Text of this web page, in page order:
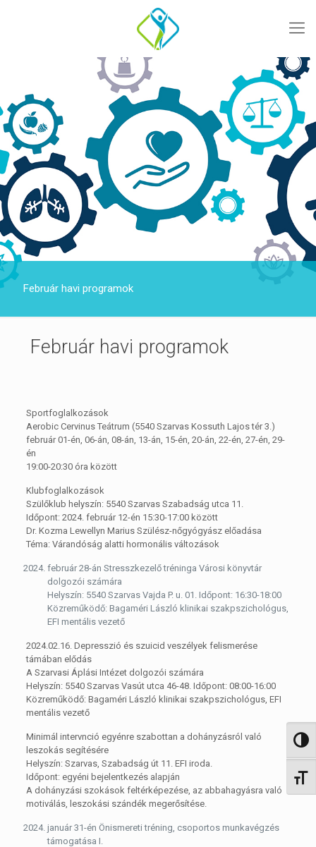
Február havi programok
Február havi programok
Sportfoglalkozások
Aerobic Cervinus Teátrum (5540 Szarvas Kossuth Lajos tér 3.)
február 01-én, 06-án, 08-án, 13-án, 15-én, 20-án, 22-én, 27-én, 29-
én
19:00-20:30 óra között
Klubfoglalkozások
Szülőklub helyszín: 5540 Szarvas Szabadság utca 11.
Időpont: 2024. február 12-én 15:30-17:00 között
Dr. Kozma Lewellyn Marius Szülész-nőgyógyász előadása
Téma: Várandóság alatti hormonális változások
február 28-án Stresszkezelő tréninga Városi könyvtár
dolgozói számára
Helyszín: 5540 Szarvas Vajda P. u. 01. Időpont: 16:30-18:00
Közreműködő: Bagaméri László klinikai szakpszichológus,
EFI mentális vezető
2024.02.16. Depresszió és szuicid veszélyek felismerése
támában elődás
A Szarvasi Áplási Intézet dolgozói számára
Helyszín: 5540 Szarvas Vasút utca 46-48. Időpont: 08:00-16:00
Közreműködő: Bagaméri László klinikai szakpszichológus, EFI
mentális vezető
Minimál intervnció egyénre szabottan a dohányzásról való
leszokás segítésére
Helyszín: Szarvas, Szabadság út 11. EFI iroda.
Időpont: egyéni bejelentkezés alapján
A dohányzási szokások feltérképezése, az abbahagyásra való
motiválás, leszokási szándék megerősítése.
január 31-én Önismereti tréning, csoportos munkavégzés
támogatása I.